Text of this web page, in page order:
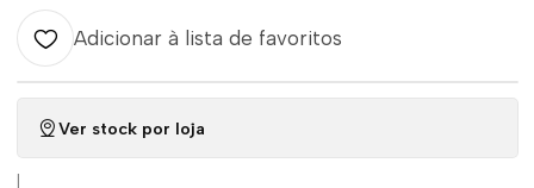
Adicionar à lista de favoritos
Ver stock por loja
|